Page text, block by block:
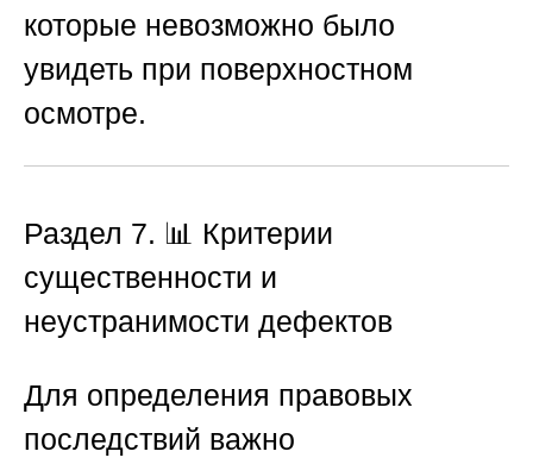
которые невозможно было
увидеть при поверхностном
осмотре.
Раздел 7. 📊 Критерии
существенности и
неустранимости дефектов
Для определения правовых
последствий важно